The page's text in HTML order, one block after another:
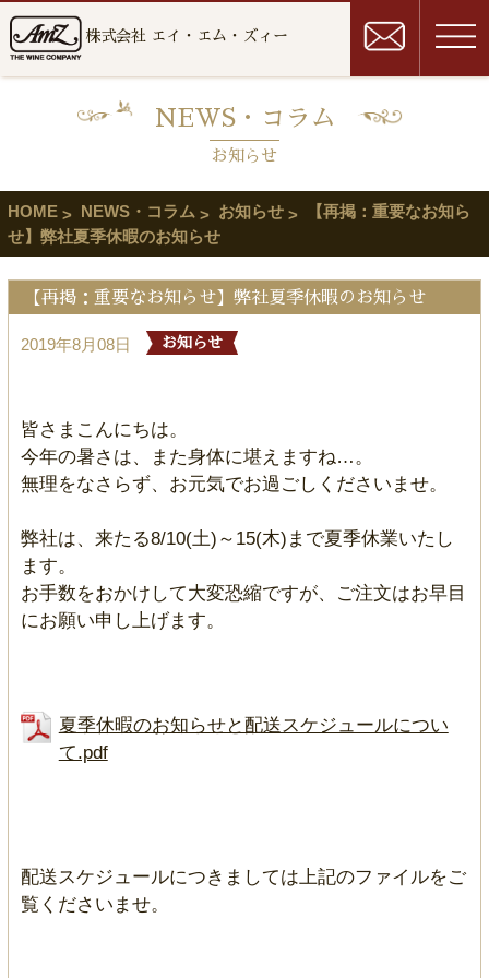
株式会社 エイ・エム・ズィー
NEWS・コラム
お知らせ
HOME NEWS・コラム お知らせ
【再掲：重要なお知ら
せ】弊社夏季休暇のお知らせ
【再掲：重要なお知らせ】弊社夏季休暇のお知らせ
2019年8月08日 お知らせ
皆さまこんにちは。
今年の暑さは、また身体に堪えますね…。
無理をなさらず、お元気でお過ごしくださいませ。
弊社は、来たる8/10(土)～15(木)まで夏季休業いたし
ます。
お手数をおかけして大変恐縮ですが、ご注文はお早目
にお願い申し上げます。
夏季休暇のお知らせと配送スケジュールについ
て.pdf
配送スケジュールにつきましては上記のファイルをご
覧くださいませ。